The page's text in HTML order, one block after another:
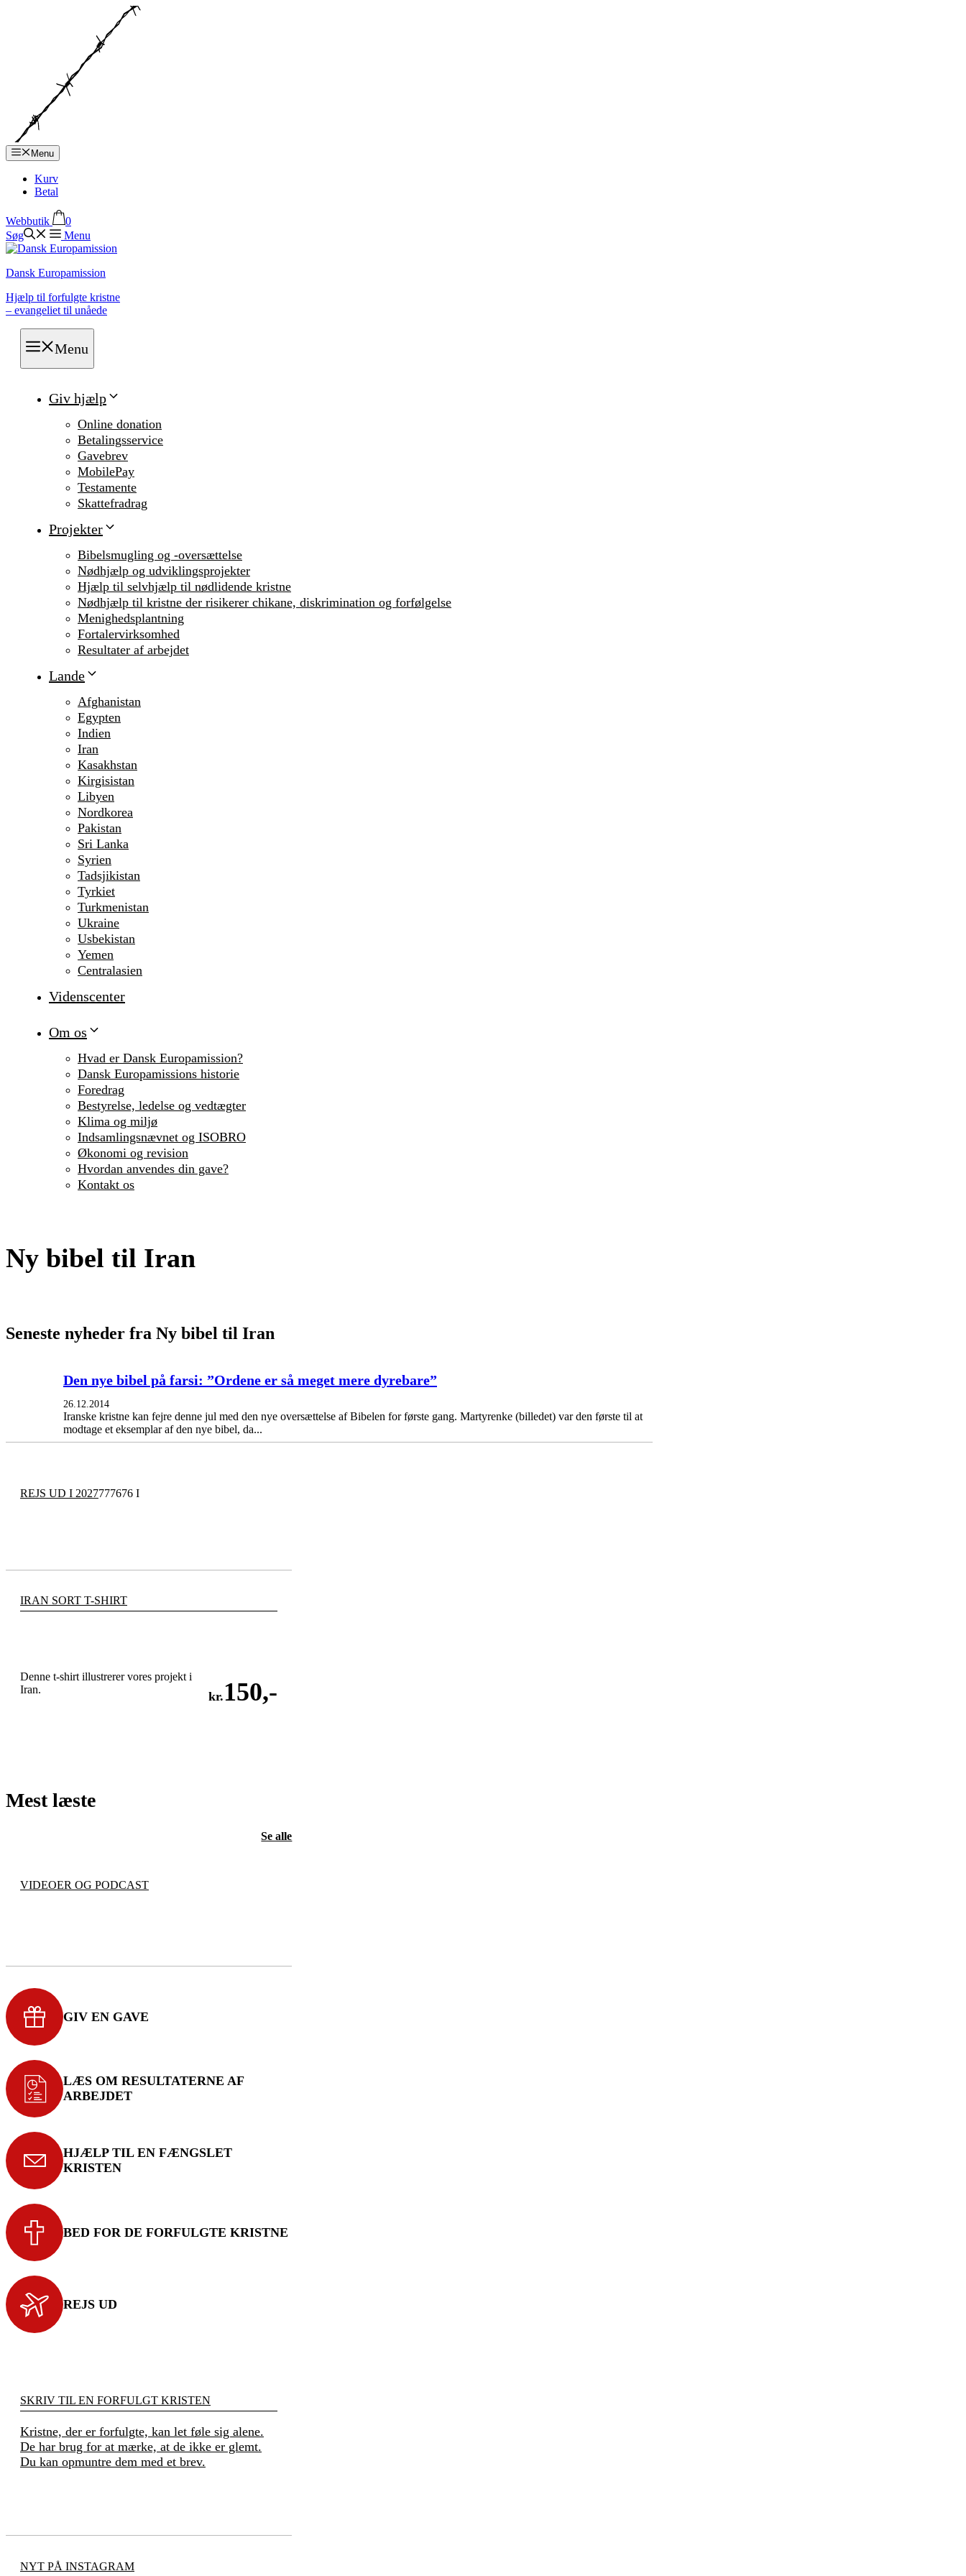
Menu
Kurv
Betal
Webbutik
0
Søg
Menu
Dansk Europamission
Hjælp til forfulgte kristne
– evangeliet til unåede
Menu
Giv hjælp
Online donation
Betalingsservice
Gavebrev
MobilePay
Testamente
Skattefradrag
Projekter
Bibelsmugling og -oversættelse
Nødhjælp og udviklingsprojekter
Hjælp til selvhjælp til nødlidende kristne
Nødhjælp til kristne der risikerer chikane, diskrimination og forfølgelse
Menighedsplantning
Fortalervirksomhed
Resultater af arbejdet
Lande
Afghanistan
Egypten
Indien
Iran
Kasakhstan
Kirgisistan
Libyen
Nordkorea
Pakistan
Sri Lanka
Syrien
Tadsjikistan
Tyrkiet
Turkmenistan
Ukraine
Usbekistan
Yemen
Centralasien
Videnscenter
Om os
Hvad er Dansk Europamission?
Dansk Europamissions historie
Foredrag
Bestyrelse, ledelse og vedtægter
Klima og miljø
Indsamlingsnævnet og ISOBRO
Økonomi og revision
Hvordan anvendes din gave?
Kontakt os
Ny bibel til Iran
Seneste nyheder fra Ny bibel til Iran
Den nye bibel på farsi: ”Ordene er så meget mere dyrebare”
26.12.2014
Iranske kristne kan fejre denne jul med den nye oversættelse af Bibelen for første gang. Martyrenke (billedet) var den første til at
modtage et eksemplar af den nye bibel, da...
REJS UD I 2027777676 I
IRAN SORT T-SHIRT
Denne t-shirt illustrerer vores projekt i
Iran.
kr.150,-
Mest læste
Se alle
VIDEOER OG PODCAST
GIV EN GAVE
LÆS OM RESULTATERNE AF
ARBEJDET
HJÆLP TIL EN FÆNGSLET
KRISTEN
BED FOR DE FORFULGTE KRISTNE
REJS UD
SKRIV TIL EN FORFULGT KRISTEN
Kristne, der er forfulgte, kan let føle sig alene.
De har brug for at mærke, at de ikke er glemt.
Du kan opmuntre dem med et brev.
NYT PÅ INSTAGRAM